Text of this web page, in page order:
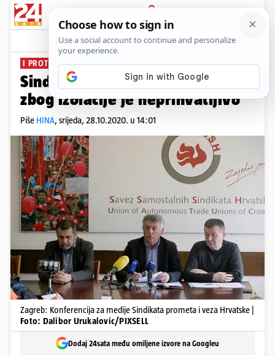
PRIJAVA
News Komentari
I PROTUZAKONITO
Sindikati: Kažnjavanje radnika
zbog izolacije je neprihvatljivo
Piše HINA, srijeda, 28.10.2020. u 14:01
Zagreb: Konferencija za medije Sindikata prometa i veza Hrvatske |
Foto: Dalibor Urukalovic/PIXSELL
Dodaj 24sata među omiljene izvore na Googleu